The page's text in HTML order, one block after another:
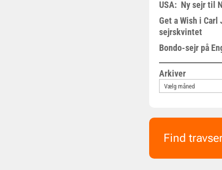
USA: Ny sejr til
Get a Wish i Carl
sejrskvintet
Bondo-sejr på
Arkiver
Find